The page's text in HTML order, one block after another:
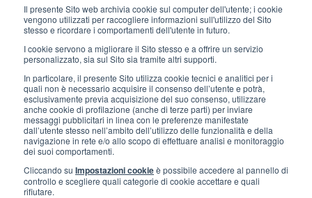
Il presente Sito web archivia cookie sul computer dell'utente; i cookie
vengono utilizzati per raccogliere informazioni sull'utilizzo del Sito
stesso e ricordare i comportamenti dell'utente in futuro.
I cookie servono a migliorare il Sito stesso e a offrire un servizio
personalizzato, sia sul Sito sia tramite altri supporti.
In particolare, il presente Sito utilizza cookie tecnici e analitici per i
quali non è necessario acquisire il consenso dell’utente e potrà,
esclusivamente previa acquisizione del suo consenso, utilizzare
anche cookie di profilazione (anche di terze parti) per inviare
messaggi pubblicitari in linea con le preferenze manifestate
dall’utente stesso nell’ambito dell’utilizzo delle funzionalità e della
navigazione in rete e/o allo scopo di effettuare analisi e monitoraggio
dei suoi comportamenti.
Cliccando su Impostazioni cookieè possibile accedere al pannello di
controllo e scegliere quali categorie di cookie accettare e quali
rifiutare.
LINK UTILI
Iscriviti alla newsletter
Lavora con noi
Gli imballi di Interfluid
Progetto di trasformazione digitale
RIMANI AGGIORNATO